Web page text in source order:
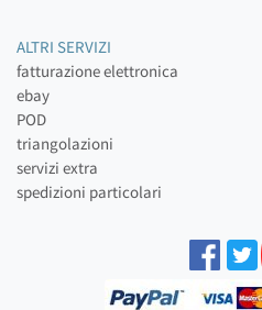
ALTRI SERVIZI
fatturazione elettronica
ebay
POD
triangolazioni
servizi extra
spedizioni particolari